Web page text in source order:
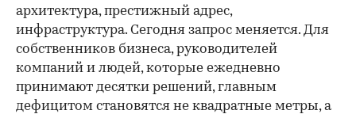
архитектура, престижный адрес,
инфраструктура. Сегодня запрос меняется. Для
собственников бизнеса, руководителей
компаний и людей, которые ежедневно
принимают десятки решений, главным
дефицитом становятся не квадратные метры, а